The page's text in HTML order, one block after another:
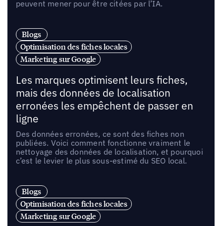
peuvent mener pour être citées par l’IA.
Blogs
Optimisation des fiches locales
Marketing sur Google
Les marques optimisent leurs fiches,
mais des données de localisation
erronées les empêchent de passer en
ligne
Des données erronées, ce sont des fiches non
publiées. Voici comment fonctionne vraiment le
nettoyage des données de localisation, et pourquoi
c’est le levier le plus sous-estimé du SEO local.
Blogs
Optimisation des fiches locales
Marketing sur Google